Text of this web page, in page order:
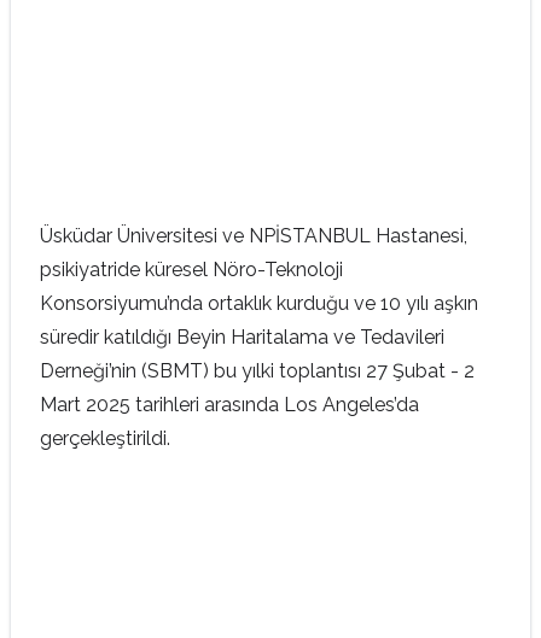
Üsküdar Üniversitesi ve NPİSTANBUL Hastanesi,
psikiyatride küresel Nöro-Teknoloji
Konsorsiyumu’nda ortaklık kurduğu ve 10 yılı aşkın
süredir katıldığı Beyin Haritalama ve Tedavileri
Derneği’nin (SBMT) bu yılki toplantısı 27 Şubat - 2
Mart 2025 tarihleri arasında Los Angeles’da
gerçekleştirildi.